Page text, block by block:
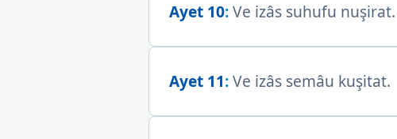
Ayet 10:Ve izâs suhufu nuşirat.
Ayet 11:Ve izâs semâu kuşitat.